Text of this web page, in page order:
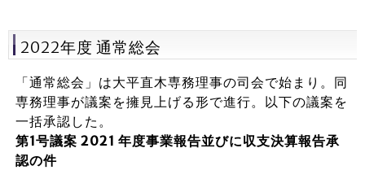
2022年度 通常総会
「通常総会」は大平直木専務理事の司会で始まり。同
専務理事が議案を擁見上げる形で進行。以下の議案を
一括承認した。
第1号議案 2021 年度事業報告並びに収支決算報告承
認の件